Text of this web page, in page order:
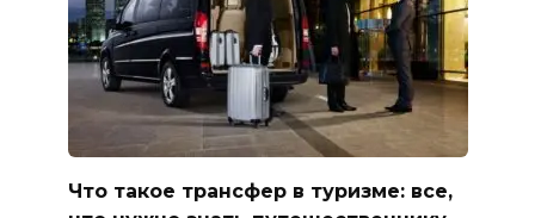
Что такое трансфер в туризме: все,